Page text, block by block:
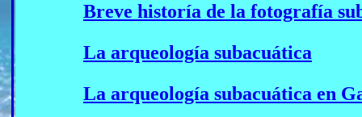
Breve historía de la fotografía
La arqueología subacuática
La arqueología subacuática en